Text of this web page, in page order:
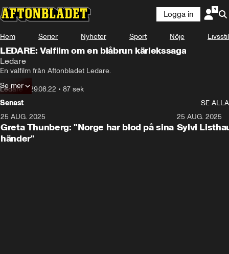
Logga in
Hem Serier Nyheter Sport Nöje Livsstil
LEDARE: Valfilm om en blåbrun kärlekssaga
Ledare
En valfilm från Aftonbladet Ledare.
Produktion: Kalle Sundin
Aftonbladets ledarsida är en del av tidningens opinionsjournalistik.
Ledarsidan är oberoende socialdemokratisk. Aftonbladet skiljer på
opinionsjournalistik och nyhetsjournalistik. Nyhetsjournalistiken är
politiskt neutral.
Ledare • 29.08.22 • 87 sek
Se mer
Senast
SE ALLA
25 AUG. 2025
Greta Thunberg: "Norge har blod på sina
händer"
25 AUG. 2025
Sylvi